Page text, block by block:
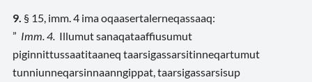
9. § 15, imm. 4 imaoqaasertalerneqassaaq:
” Imm. 4. Illumut sanaqataaffiusumut
piginnittussaatitaaneq taarsigassarsitinneqartumut
tunniunneqarsinnaanngippat, taarsigassarsisup